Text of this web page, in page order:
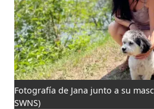
Fotografía de Jana junto a su
SWNS)